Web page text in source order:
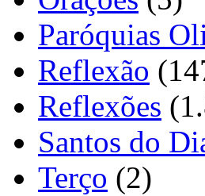
Paróquias
Reflexão
Reflexões
Santos do
Terço (2)